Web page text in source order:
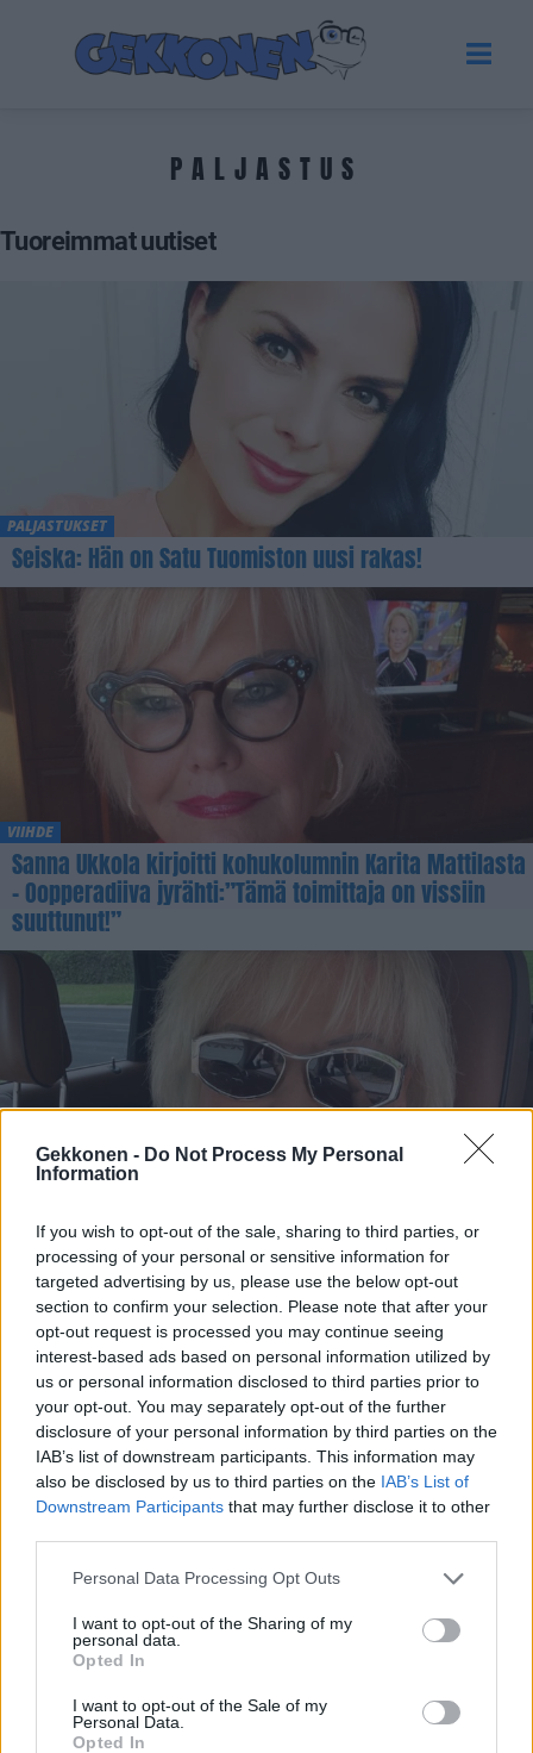
Gekkonen - Do Not Process My Personal
Information
If you wish to opt-out of the sale, sharing to third parties, or
processing of your personal or sensitive information for
targeted advertising by us, please use the below opt-out
section to confirm your selection. Please note that after your
opt-out request is processed you may continue seeing
interest-based ads based on personal information utilized by
us or personal information disclosed to third parties prior to
your opt-out. You may separately opt-out of the further
disclosure of your personal information by third parties on the
IAB’s list of downstream participants. This information may
also be disclosed by us to third parties on the IAB’s List of
Downstream Participants that may further disclose it to other
Personal Data Processing Opt Outs
I want to opt-out of the Sharing of my
personal data.
Opted In
I want to opt-out of the Sale of my
Personal Data.
Opted In
PALJASTUS
Tuoreimmat uutiset
PALJASTUKSET
Seiska: Hän on Satu Tuomiston uusi rakas!
VIIHDE
Sanna Ukkola kirjoitti kohukolumnin Karita Mattilasta
– Oopperadiiva jyrähti:”Tämä toimittaja on vissiin
suuttunut!”
Huh! Oopperatähti Karita Mattilalta, 61, rivo
intiimipaljastus: ”Unelmoin liukkaasta kielestä
jalkojeni välissä”
Seiska: Kristian Heiskarin seurassa nähty
mysteeriblondi paljastui TikTok-tähdeksi – BB-
voittaja kommentoi kohua: ”Tässä on nyt tehty
kärpäsestä härkänen”!